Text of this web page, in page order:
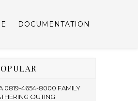
DOCUMENTATION
0819-4654-8000 FAMILY
OUTING